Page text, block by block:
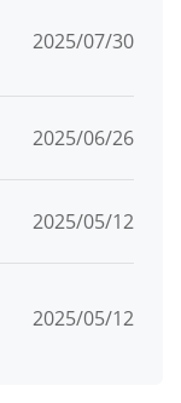
2025/07/30
2025/06/26
2025/05/12
2025/05/12